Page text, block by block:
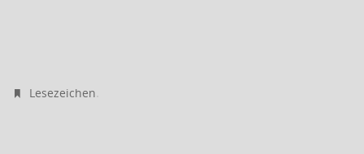
Lesezeichen.